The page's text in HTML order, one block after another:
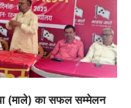
(माले) का सफल सम्मेलन